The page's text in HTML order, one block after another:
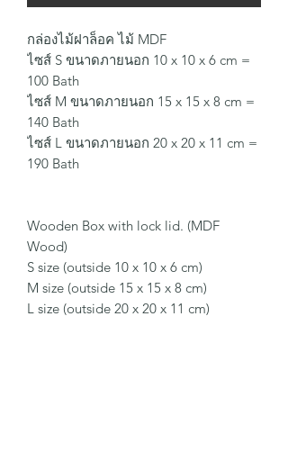
กล่องไม้ฝาล็อค ไม้ MDF
ไซส์ S ขนาดภายนอก 10 x 10 x 6 cm =
100 Bath
ไซส์ M ขนาดภายนอก 15 x 15 x 8 cm =
140 Bath
ไซส์ L ขนาดภายนอก 20 x 20 x 11 cm =
190 Bath
Wooden Box with lock lid. (MDF
Wood)
S size (outside 10 x 10 x 6 cm)
M size (outside 15 x 15 x 8 cm)
L size (outside 20 x 20 x 11 cm)